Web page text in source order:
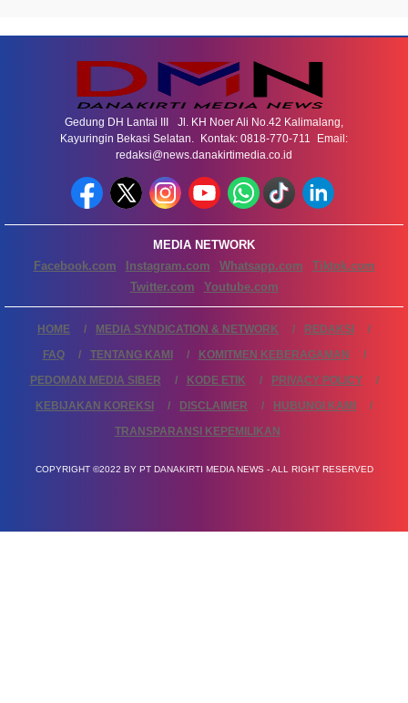
Gedung DH Lantai III Jl. KH Noer Ali No.42 Kalimalang,
Kayuringin Bekasi Selatan. Kontak: 0818-770-711 Email:
redaksi@news.danakirtimedia.co.id
MEDIA NETWORK
Facebook.com
Instagram.com Whatsapp.com
Tiktok.com
Twitter.com
Youtube.com
HOME MEDIA SYNDICATION & NETWORK
REDAKSI
FAQ
TENTANG KAMI
KOMITMEN KEBERAGAMAN
PEDOMAN MEDIA SIBER
KODE ETIK
PRIVACY POLICY
KEBIJAKAN KOREKSI
DISCLAIMER
HUBUNGI KAMI
TRANSPARANSI KEPEMILIKAN
COPYRIGHT ©2022 BY PT DANAKIRTI MEDIA NEWS - ALL RIGHT RESERVED